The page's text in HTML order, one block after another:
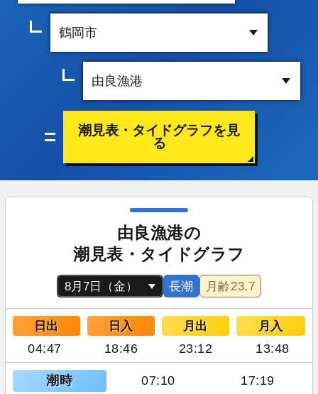
潮見表・タイドグラフを見
る
由良漁港の
潮見表・タイドグラフ
長潮 月齢23.7
日出 日入 月出 月入
04:47 18:46 23:12 13:48
潮時 07:10 17:19